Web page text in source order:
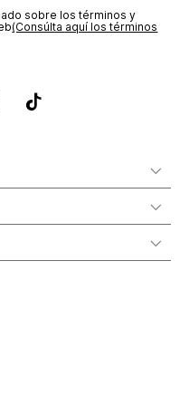
sobre los términos y
(Consúlta aquí los términos